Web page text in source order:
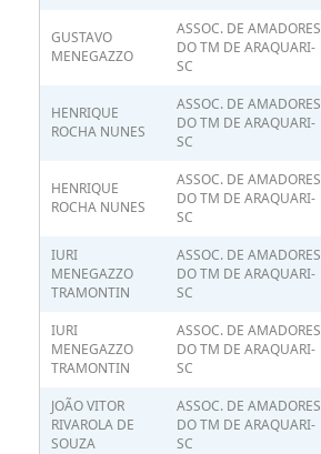
GUSTAVO
MENEGAZZO
ASSOC. DE AMADORES
DO TM DE ARAQUARI-
SC
HENRIQUE
ROCHA NUNES
ASSOC. DE AMADORES
DO TM DE ARAQUARI-
SC
HENRIQUE
ROCHA NUNES
ASSOC. DE AMADORES
DO TM DE ARAQUARI-
SC
IURI
MENEGAZZO
TRAMONTIN
ASSOC. DE AMADORES
DO TM DE ARAQUARI-
SC
IURI
MENEGAZZO
TRAMONTIN
ASSOC. DE AMADORES
DO TM DE ARAQUARI-
SC
JOÃO VITOR
RIVAROLA DE
SOUZA
ASSOC. DE AMADORES
DO TM DE ARAQUARI-
SC